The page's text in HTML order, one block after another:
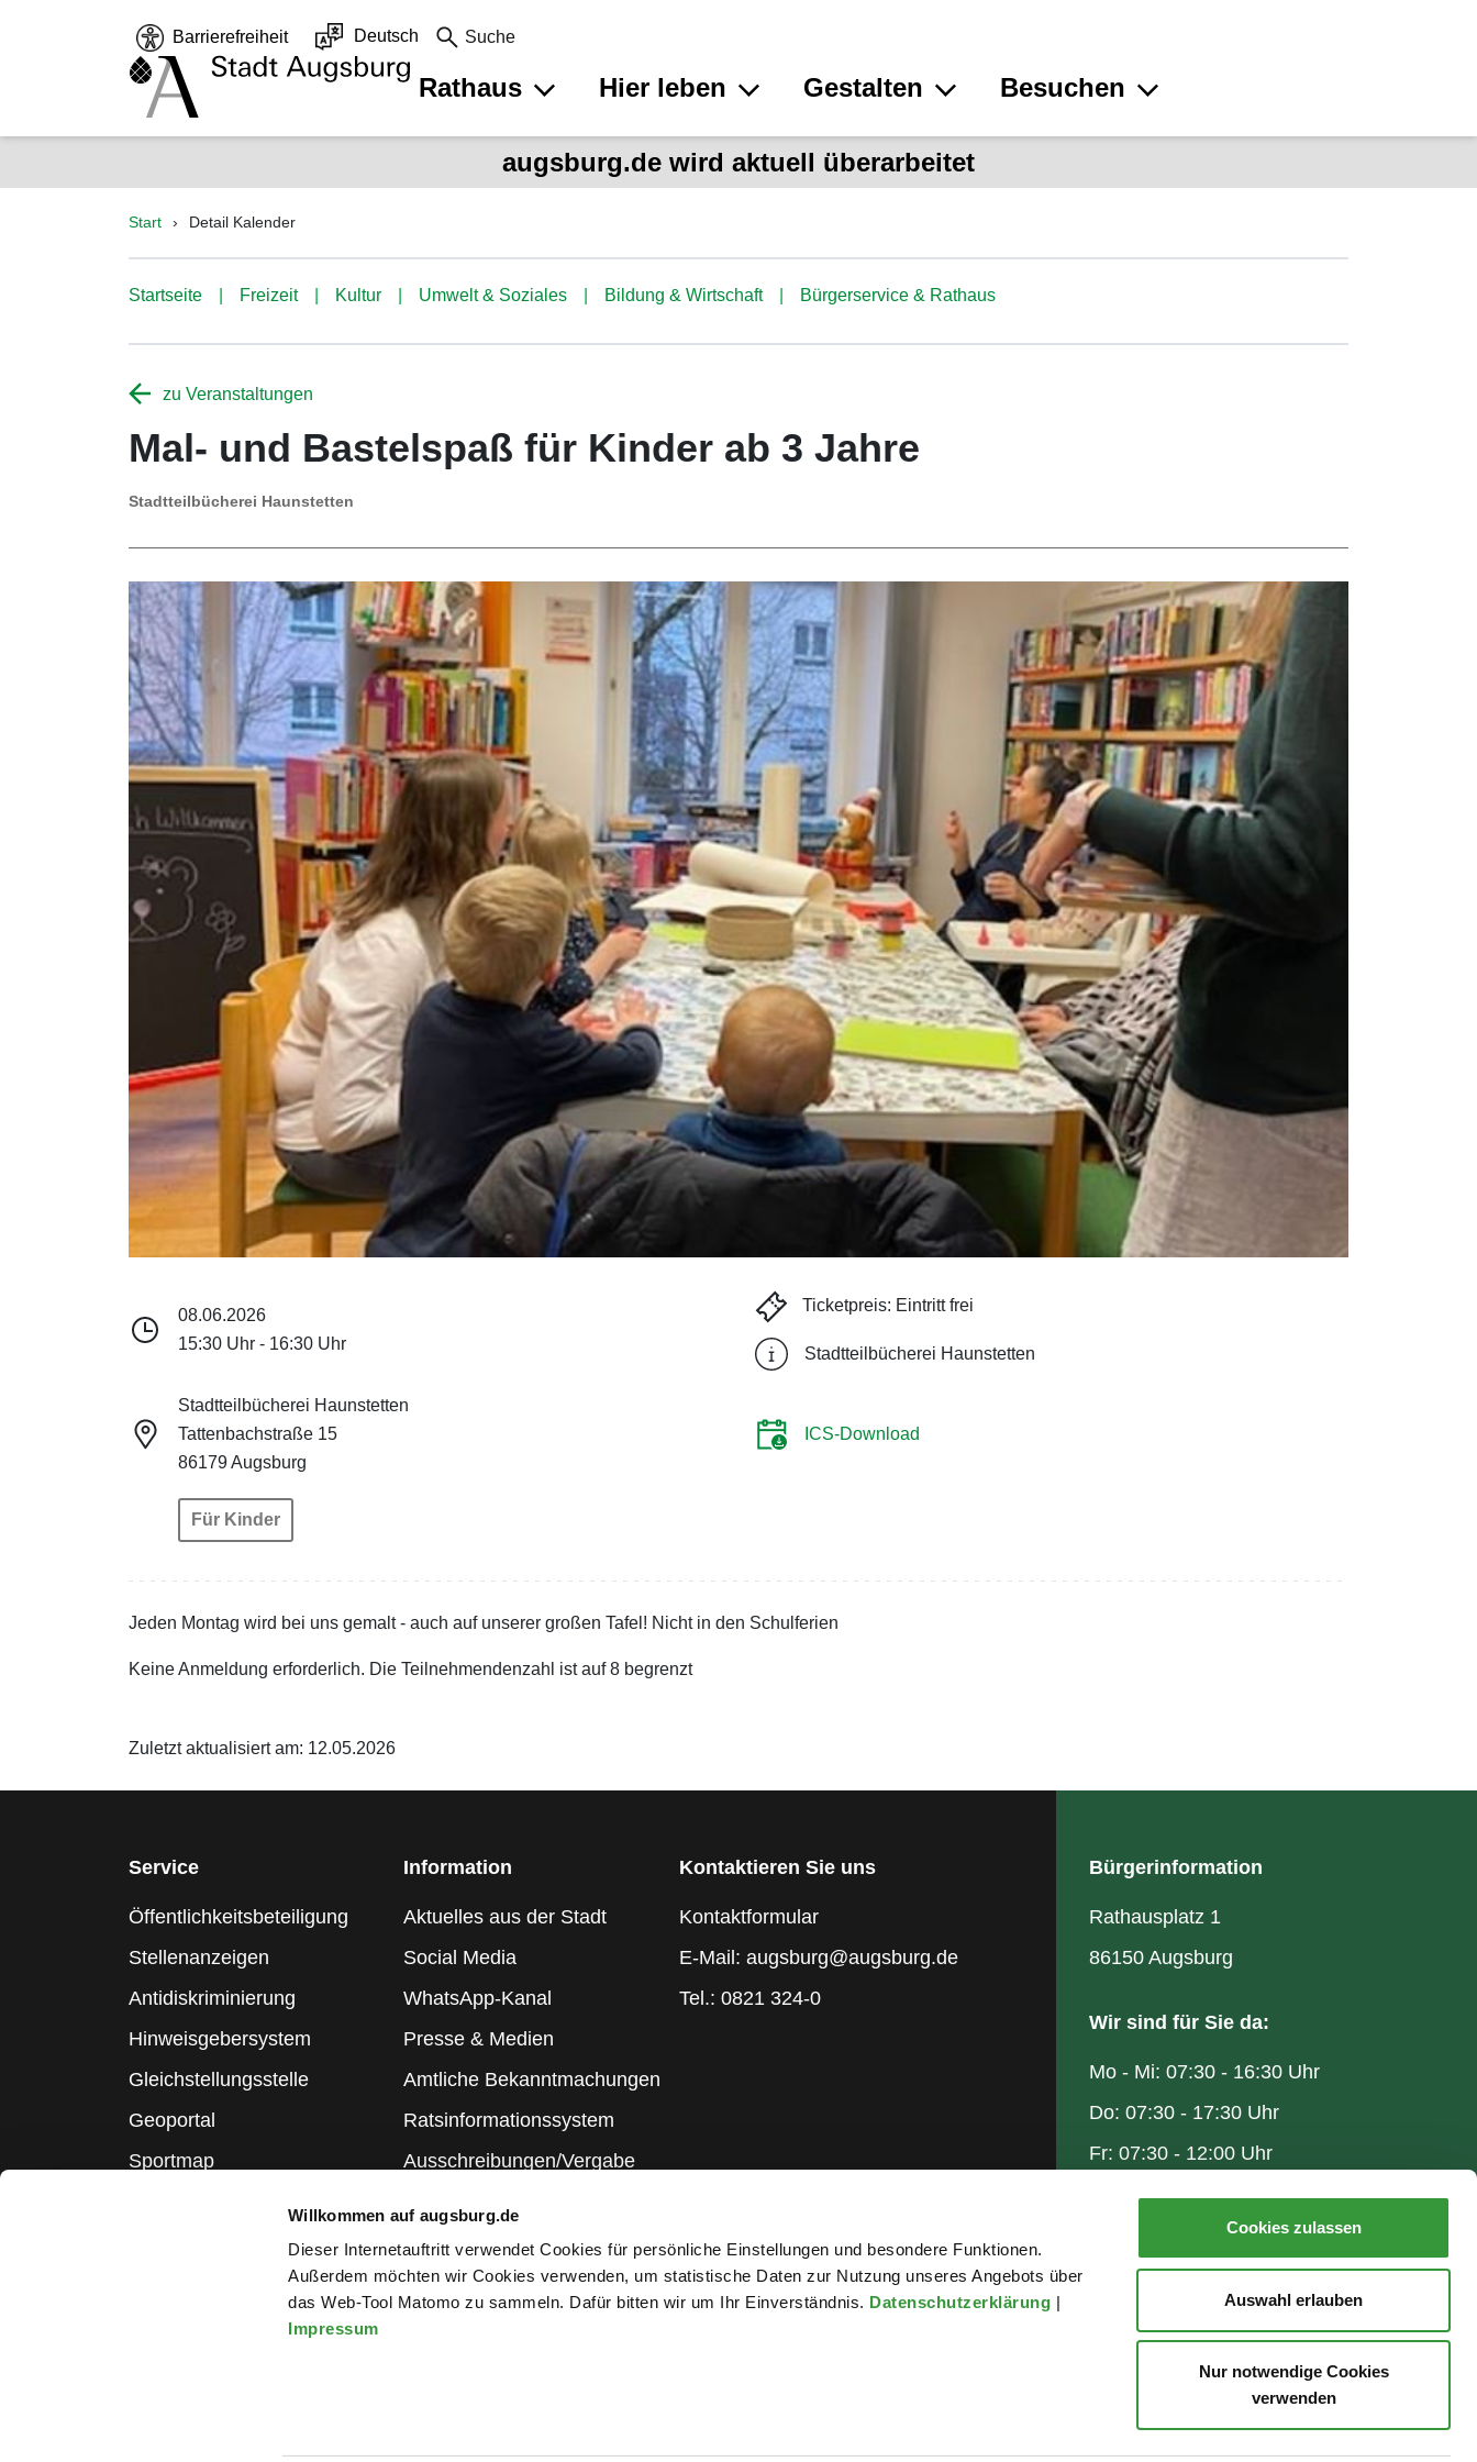
Willkommen auf augsburg.de
Dieser Internetauftritt verwendet Cookies für persönliche Einstellungen und besondere Funktionen.
Außerdem möchten wir Cookies verwenden, um statistische Daten zur Nutzung unseres Angebots über
das Web-Tool Matomo zu sammeln. Dafür bitten wir um Ihr Einverständnis. Datenschutzerklärung |
Impressum
Cookies zulassen
Auswahl erlauben
Nur notwendige Cookies
verwenden
Barrierefreiheit Deutsch Suche
Rathaus Hier leben Gestalten Besuchen
augsburg.de wird aktuell überarbeitet
Start Detail Kalender
Startseite Freizeit Kultur Umwelt & Soziales Bildung & Wirtschaft Bürgerservice & Rathaus
zu Veranstaltungen
Mal- und Bastelspaß für Kinder ab 3 Jahre
Stadtteilbücherei Haunstetten
08.06.2026
15:30 Uhr - 16:30 Uhr
Ticketpreis: Eintritt frei
Stadtteilbücherei Haunstetten
Stadtteilbücherei Haunstetten
Tattenbachstraße 15
86179 Augsburg
ICS-Download
Für Kinder
Jeden Montag wird bei uns gemalt - auch auf unserer großen Tafel! Nicht in den Schulferien
Keine Anmeldung erforderlich. Die Teilnehmendenzahl ist auf 8 begrenzt
Zuletzt aktualisiert am: 12.05.2026
Service
Öffentlichkeitsbeteiligung
Stellenanzeigen
Antidiskriminierung
Hinweisgebersystem
Gleichstellungsstelle
Geoportal
Sportmap
Information
Aktuelles aus der Stadt
Social Media
WhatsApp-Kanal
Presse & Medien
Amtliche Bekanntmachungen
Ratsinformationssystem
Ausschreibungen/Vergabe
Kontaktieren Sie uns
Kontaktformular
E-Mail: augsburg@augsburg.de
Tel.: 0821 324-0
Bürgerinformation
Rathausplatz 1
86150 Augsburg
Wir sind für Sie da:
Mo - Mi: 07:30 - 16:30 Uhr
Do: 07:30 - 17:30 Uhr
Fr: 07:30 - 12:00 Uhr